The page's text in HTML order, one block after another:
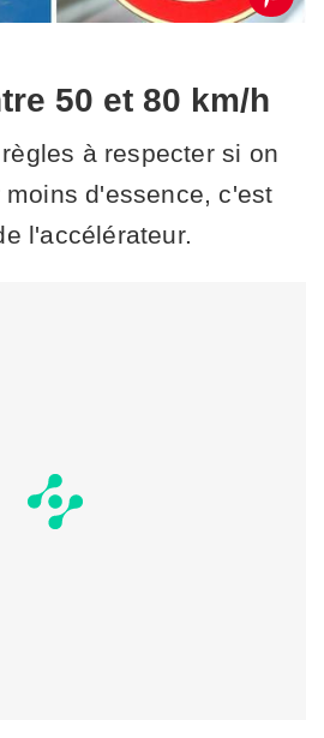
50 et 80 km/h
à respecter si on
d'essence, c'est
l'accélérateur.